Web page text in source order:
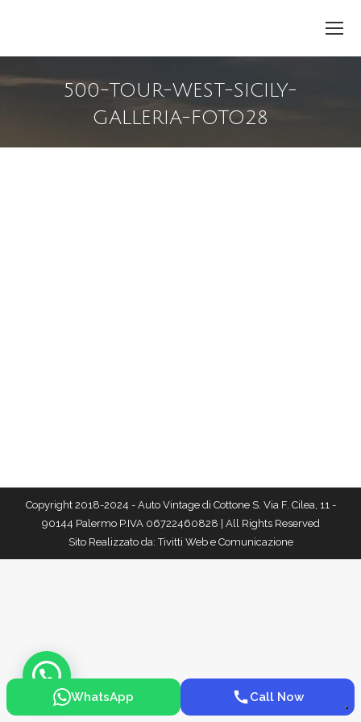
500-TOUR-WEST-SICILY-
GALLERIA-FOTO28
Copyright 2018-2024 - Auto Vintage di Cottone S. Via F. Cilea, 11 -
90144 Palermo P.IVA 06722460828 | All Rights Reserved
Sito Realizzato da:Tivitti Web e Comunicazione
WhatsApp Call Now